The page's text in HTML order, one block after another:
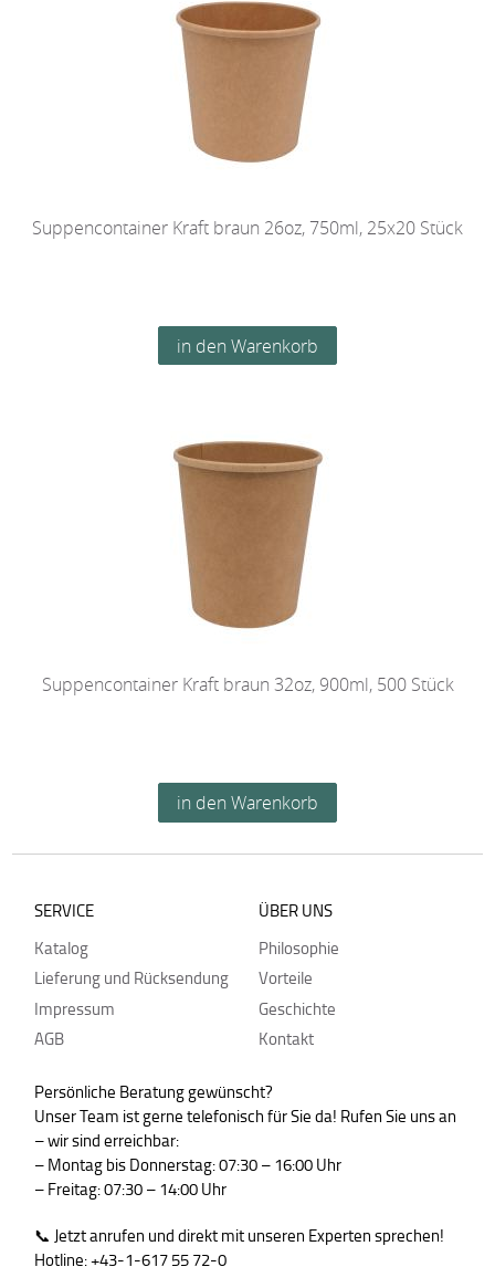
Suppencontainer Kraft braun 26oz, 750ml, 25x20 Stück
Suppencontainer Kraft braun 32oz, 900ml, 500 Stück
SERVICE
Katalog
Lieferung und Rücksendung
Impressum
AGB
ÜBER UNS
Philosophie
Vorteile
Geschichte
Kontakt
Persönliche Beratung gewünscht?
Unser Team ist gerne telefonisch für Sie da! Rufen Sie uns an
– wir sind erreichbar:
– Montag bis Donnerstag: 07:30 – 16:00 Uhr
– Freitag: 07:30 – 14:00 Uhr
📞 Jetzt anrufen und direkt mit unseren Experten sprechen!
Hotline: +43-1-617 55 72-0